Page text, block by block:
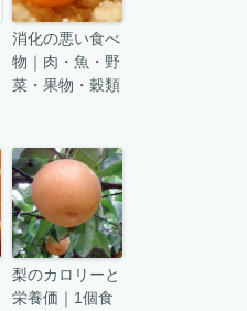
消化の悪い食べ
物｜肉・魚・野
菜・果物・穀類
梨のカロリーと
栄養価｜1個食